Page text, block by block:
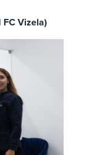
FC Vizela)